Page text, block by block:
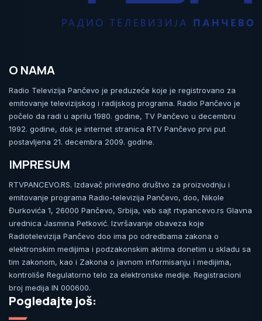
O NAMA
Radio Televizija Pančevo je preduzeće koje je registrovano za
emitovanje televizijskog i radijskog programa. Radio Pančevo je
počelo da radi u aprilu 1980. godine, TV Pančevo u decembru
1992. godine, dok je internet stranica RTV Pančevo prvi put
postavljena 21. decembra 2009. godine.
IMPRESUM
RTVPANCEVO.RS. Izdavač privredno društvo za proizvodnju i
emitovanje programa Radio-televizija Pančevo, doo, Nikole
Đurkovića 1, 26000 Pančevo, Srbija, veb sajt rtvpancevo.rs Glavna
urednica Jasmina Petković. Izvršavanje obaveza koje
Radiotelevizija Pančevo doo ima po odredbama zakona o
elektronskim medijima i podzakonskim aktima donetim u skladu sa
tim zakonom, kao i Zakona o javnom informisanju i medijima,
kontroliše Regulatorno telo za elektronske medije. Registracioni
broj medija IN 000600.
Pogledajte još: